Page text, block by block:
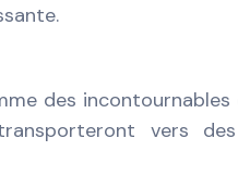
des incontournables
vers